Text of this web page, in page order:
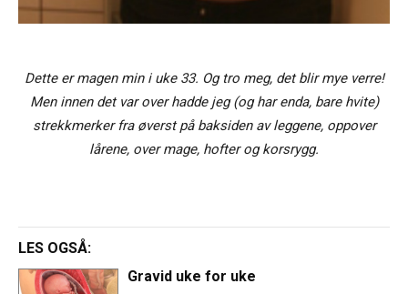
Dette er magen min i uke 33. Og tro meg, det blir mye verre!
Men innen det var over hadde jeg (og har enda, bare hvite)
strekkmerker fra øverst på baksiden av leggene, oppover
lårene, over mage, hofter og korsrygg.
LES OGSÅ:
Gravid uke for uke